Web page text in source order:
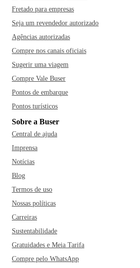
Fretado para empresas
Seja um revendedor autorizado
Agências autorizadas
Compre nos canais oficiais
Sugerir uma viagem
Compre Vale Buser
Pontos de embarque
Pontos turísticos
Sobre a Buser
Central de ajuda
Imprensa
Notícias
Blog
Termos de uso
Nossas políticas
Carreiras
Sustentabilidade
Gratuidades e Meia Tarifa
Compre pelo WhatsApp